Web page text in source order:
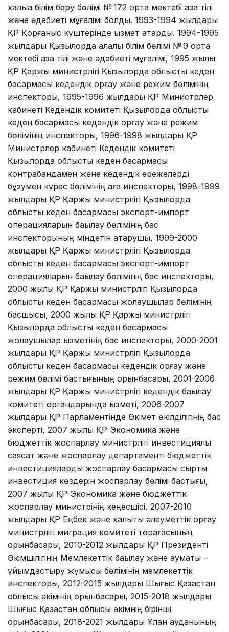
халыққа білім беру бөлімі № 172 орта мектебі қазақ тілі
және әдебиеті мұғалімі болды. 1993-1994 жылдары
ҚР Қорғаныс күштерінде қызмет атқарды. 1994-1995
жылдары Қызылорда қалалық білім бөлімі № 9 орта
мектебі қазақ тілі және әдебиеті мұғалімі, 1995 жылы
ҚР Қаржы министрлігі Қызылорда облыстық кеден
басқармасы кедендік қорғау және режим бөлімінің
инспекторы, 1995-1996 жылдары ҚР Министрлер
кабинеті Кедендік комитеті Қызылорда облыстық
кеден басқармасы кедендік қорғау және режим
бөлімінің инспекторы, 1996-1998 жылдары ҚР
Министрлер кабинеті Кедендік комитеті
Қызылорда облыстық кеден басқармасы
контрабандамен және кедендік ережелерді
бұзумен күрес бөлімінің аға инспекторы, 1998-1999
жылдары ҚР Қаржы министрлігі Қызылорда
облыстық кеден басқармасы экспорт-импорт
операцияларын бақылау бөлімінің бас
инспекторының міндетін атқарушы, 1999-2000
жылдары ҚР Қаржы министрлігі Қызылорда
облыстық кеден басқармасы экспорт-импорт
операцияларын бақылау бөлімінің бас инспекторы,
2000 жылы ҚР Қаржы министрлігі Қызылорда
облыстық кеден басқармасы жолаушылар бөлімінің
басшысы, 2000 жылы ҚР Қаржы министрлігі
Қызылорда облыстық кеден басқармасы
жолаушылар қызметінің бас инспекторы, 2000-2001
жылдары ҚР Қаржы министрлігі Қызылорда
облыстық кеден басқармасы кедендік қорғау және
режим бөлімі бастығының орынбасары, 2001-2006
жылдары ҚР Қаржы министрлігі кедендік бақылау
комитеті органдарында қызметі, 2006-2007
жылдары ҚР Парламентінде Өкімет өкілділігінің бас
эксперті, 2007 жылы ҚР Экономика және
бюджеттік жоспарлау министрлігі инвестициялық
саясат және жоспарлау департаменті бюджеттік
инвестицияларды жоспарлау басқармасы сыртқы
инвестиция көздерін жоспарлау бөлімі бастығы,
2007 жылы ҚР Экономика және бюджеттік
жоспарлау министрінің кеңесшісі, 2007-2010
жылдары ҚР Еңбек және халықты әлеуметтік қорғау
министрлігі миграция комитеті төрағасының
орынбасары, 2010-2012 жылдары ҚР Президенті
Әкімшілігінің Мемлекеттік бақылау және аумақтық –
ұйымдастыру жұмысы бөлімінің мемлекеттік
инспекторы, 2012-2015 жылдары Шығыс Қазақстан
облысы әкімінің орынбасары, 2015-2018 жылдары
Шығыс Қазақстан облысы әкімнің бірінші
орынбасары, 2018-2021 жылдары Ұлан ауданының